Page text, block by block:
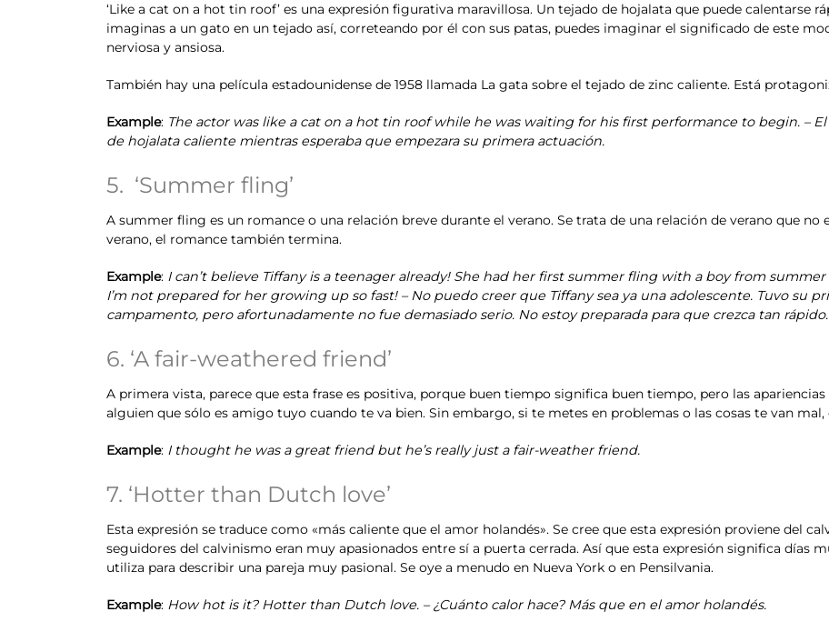
‘Like a cat on a hot tin roof’ es una expresión figurativa maravillosa. Un tejado de hojalata que puede calentarse
imaginas a un gato en un tejado así, correteando por él con sus patas, puedes imaginar el significado de este
nerviosa y ansiosa.
También hay una película estadounidense de 1958 llamada La gata sobre el tejado de zinc caliente. Está
Example: The actor was like a cat on a hot tin roof while he was waiting for his first performance to begin. –
de hojalata caliente mientras esperaba que empezara su primera actuación.
5. ‘Summer fling’
A summer fling es un romance o una relación breve durante el verano. Se trata de una relación de verano que no
verano, el romance también termina.
Example: I can’t believe Tiffany is a teenager already! She had her first summer fling with a boy from
I’m not prepared for her growing up so fast! – No puedo creer que Tiffany sea ya una adolescente. Tuvo su
campamento, pero afortunadamente no fue demasiado serio. No estoy preparada para que crezca tan rápido.
6. ‘A fair-weathered friend’
A primera vista, parece que esta frase es positiva, porque buen tiempo significa buen tiempo, pero las
alguien que sólo es amigo tuyo cuando te va bien. Sin embargo, si te metes en problemas o las cosas te van mal,
Example: I thought he was a great friend but he’s really just a fair-weather friend.
7. ‘Hotter than Dutch love’
Esta expresión se traduce como «más caliente que el amor holandés». Se cree que esta expresión proviene del
seguidores del calvinismo eran muy apasionados entre sí a puerta cerrada. Así que esta expresión significa días
utiliza para describir una pareja muy pasional. Se oye a menudo en Nueva York o en Pensilvania.
Example: How hot is it? Hotter than Dutch love. – ¿Cuánto calor hace? Más que en el amor holandés.